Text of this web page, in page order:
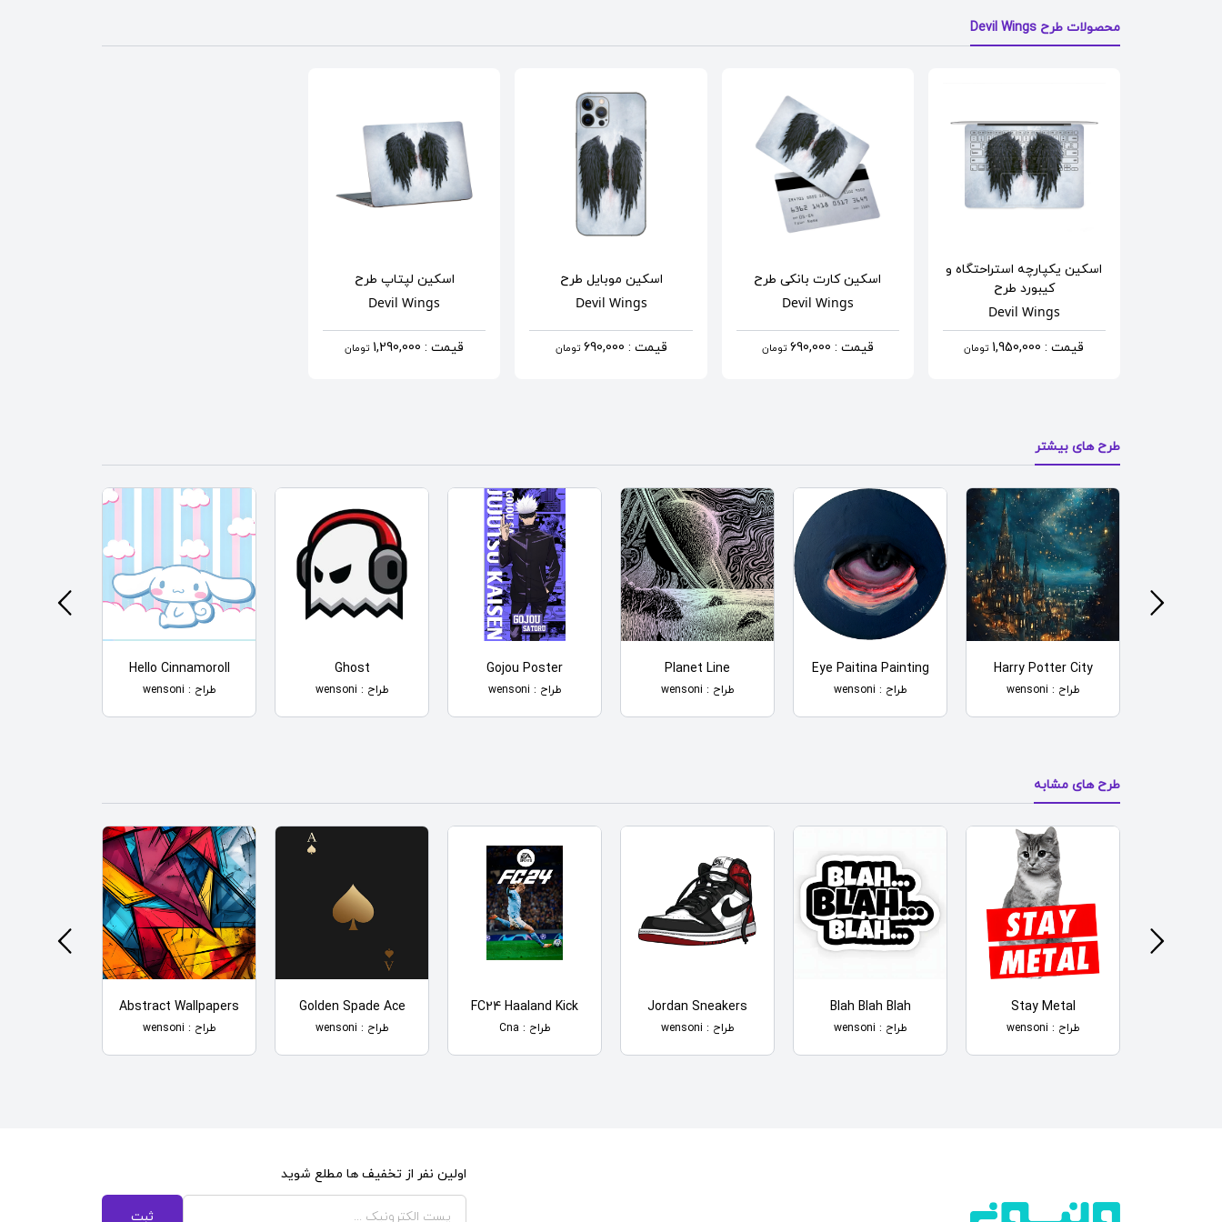
محصولات طرح Devil Wings
اسکین یکپارچه استراحتگاه و
کیبورد طرح
Devil Wings
قیمت : 1,950,000 تومان
اسکین کارت بانکیطرح
Devil Wings
قیمت : 690,000 تومان
اسکین موبایل طرح
Devil Wings
قیمت : 690,000 تومان
اسکین لپتاپ طرح
Devil Wings
قیمت : 1,290,000 تومان
طرح های بیشتر
Harry Potter City
طراح : wensoni
Eye Paitina Painting
طراح : wensoni
Planet Line
طراح : wensoni
Gojou Poster
طراح : wensoni
Ghost
طراح : wensoni
Hello Cinnamoroll
طراح : wensoni
طرح های مشابه
Stay Metal
طراح : wensoni
Blah Blah Blah
طراح : wensoni
Jordan Sneakers
طراح : wensoni
FC24 Haaland Kick
طراح : Cna
Golden Spade Ace
طراح : wensoni
Abstract Wallpapers
طراح : wensoni
اولین نفر از تخفیف ها مطلع شوید
ثبت